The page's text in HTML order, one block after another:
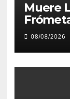
Muere
legado
Caracas
08/08/2026